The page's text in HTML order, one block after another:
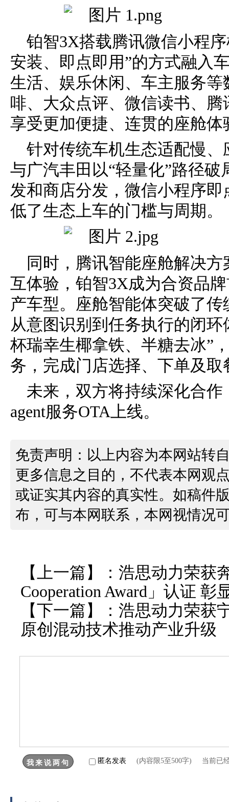
铂智3X搭载腾讯微信小程
安装、即点即用”的方式融入
生活、娱乐休闲、车主服务
啡、大众点评、微信读书、
享受更加便捷、连贯的座舱体
针对传统车机生态适配慢
与广汽丰田以“轻量化”路径
发和商店分发，微信小程序
低了生态上车的门槛与周期。
同时，腾讯智能座舱解决
互体验，铂智3X成为合资品
产车型。座舱智能体突破了
从意图识别到任务执行的闭
杯瑞幸生椰拿铁、半糖去冰”
务，完成门店选择、下单及
未来，双方将持续深化合
agent服务OTA上线。
免责声明：以上内容为本网站转
更多信息之目的，不代表本网观
或证实其内容的真实性。如稿件
布，可与本网联系，本网视情况
【上一篇】： 浩思动力荣获
Cooperation Award」认证
【下一篇】： 浩思动力荣获
原创混动技术推动产业升级
匿名发表 (内容限5至500字) 当前已